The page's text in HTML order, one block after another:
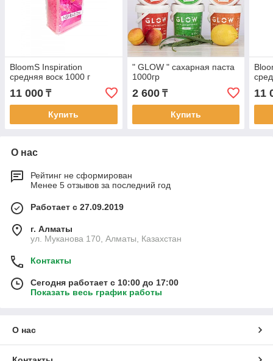
BloomS Inspiration
средняя воск 1000 г
11 000 ₸
Купить
" GLOW " сахарная паста
1000гр
2 600₸
Купить
11
О нас
Рейтинг не сформирован
Менее 5 отзывов за последний год
Работает с 27.09.2019
г. Алматы
ул. Муканова 170, Алматы, Казахстан
Контакты
Сегодня работает с 10:00 до 17:00
Показать весь график работы
О нас